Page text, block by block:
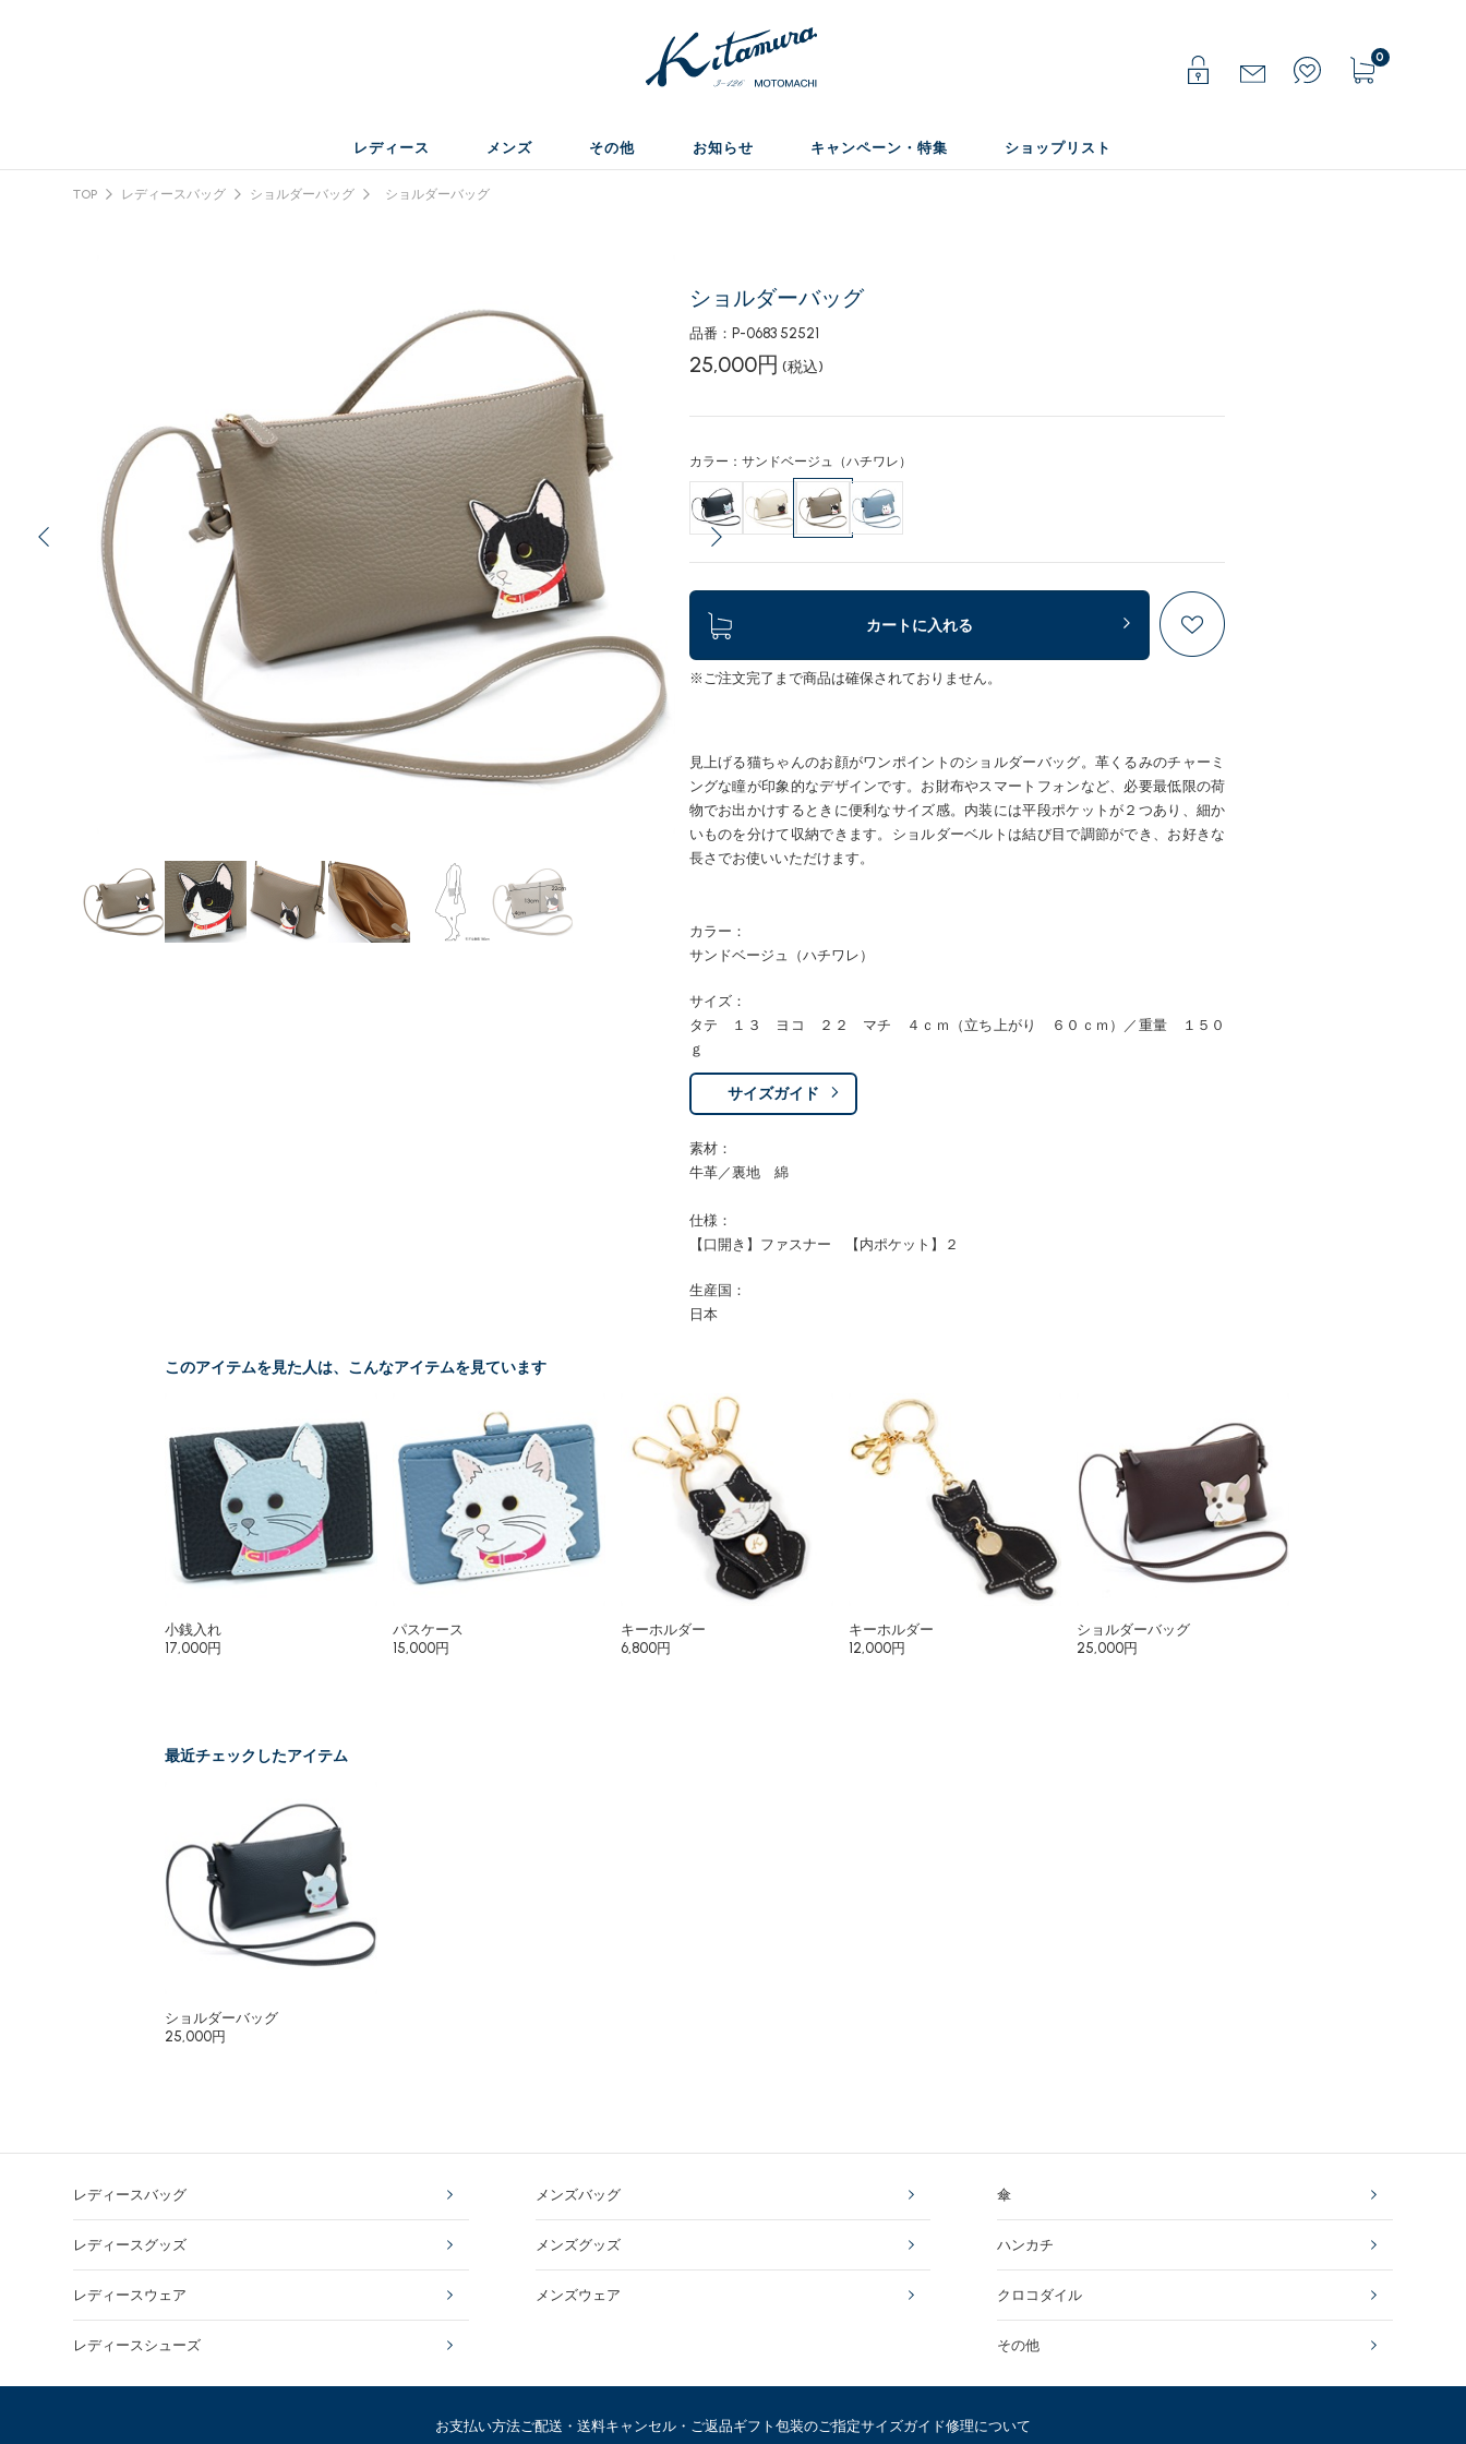
0
レディース メンズ その他 お知らせ キャンペーン・特集 ショップリスト
TOP レディースバッグ ショルダーバッグ ショルダーバッグ
ショルダーバッグ
品番：P-0683 52521
25,000円 (税込)
カラー：サンドベージュ（ハチワレ）
カートに入れる
※ご注文完了まで商品は確保されておりません。
見上げる猫ちゃんのお顔がワンポイントのショルダーバッグ。革くるみのチャーミ
ングな瞳が印象的なデザインです。お財布やスマートフォンなど、必要最低限の荷
物でお出かけするときに便利なサイズ感。内装には平段ポケットが２つあり、細か
いものを分けて収納できます。ショルダーベルトは結び目で調節ができ、お好きな
長さでお使いいただけます。
カラー：
サンドベージュ（ハチワレ）
サイズ：
タテ １３ ヨコ ２２ マチ ４ｃｍ（立ち上がり ６０ｃｍ）／重量 １５０
ｇ
サイズガイド
素材：
牛革／裏地 綿
仕様：
【口開き】ファスナー 【内ポケット】２
生産国：
日本
このアイテムを見た人は、こんなアイテムを見ています
小銭入れ
17,000円
パスケース
15,000円
キーホルダー
6,800円
キーホルダー
12,000円
ショルダーバッグ
25,000円
最近チェックしたアイテム
ショルダーバッグ
25,000円
レディースバッグ
レディースグッズ
レディースウェア
レディースシューズ
メンズバッグ
メンズグッズ
メンズウェア
傘
ハンカチ
クロコダイル
その他
お支払い方法ご配送・送料キャンセル・ご返品ギフト包装のご指定サイズガイド修理について